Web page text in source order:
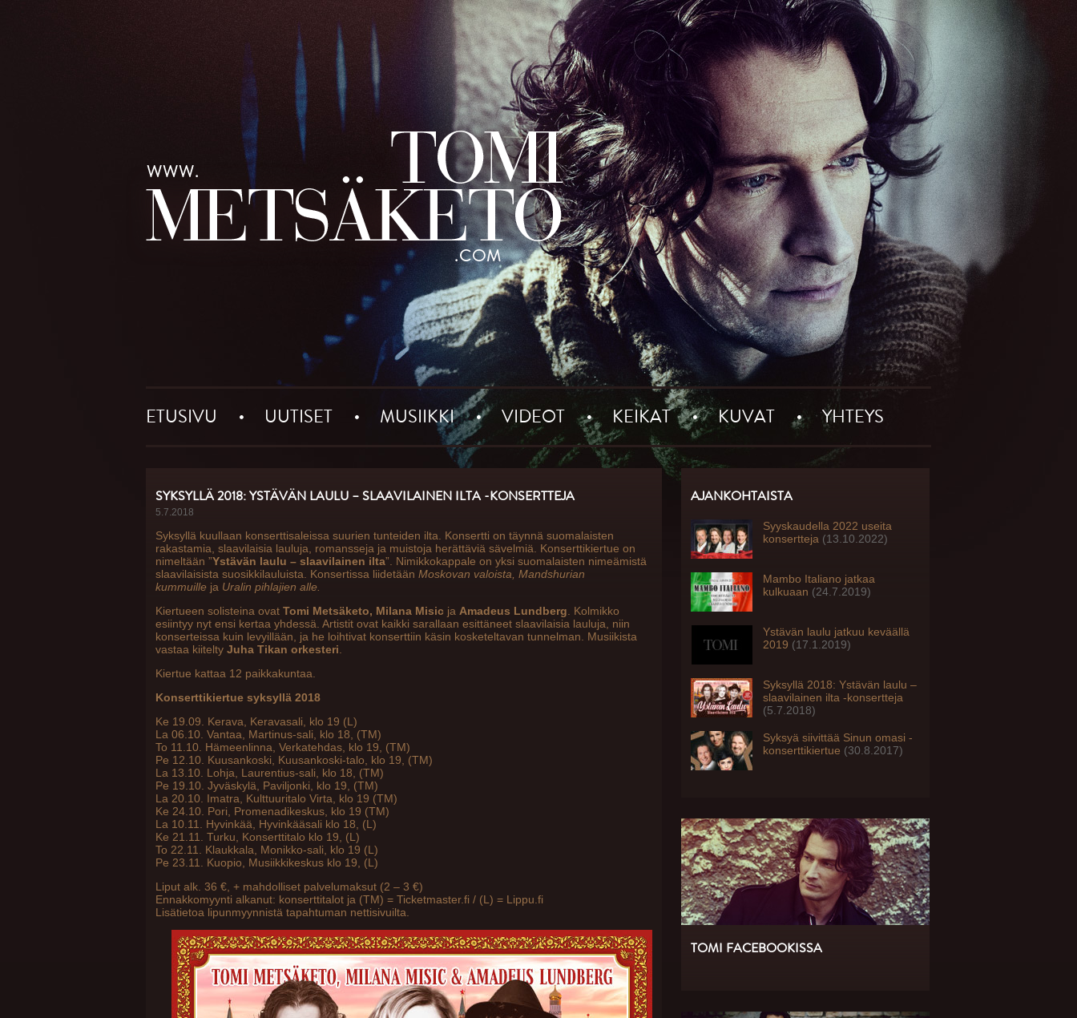
ETUSIVU UUTISET MUSIIKKI VIDEOT KEIKAT KUVAT YHTEYS
SYKSYLLÄ 2018: YSTÄVÄN LAULU – SLAAVILAINEN ILTA -KONSERTTEJA
5.7.2018
Syksyllä kuullaan konserttisaleissa suurien tunteiden ilta. Konsertti on täynnä suomalaisten
rakastamia, slaavilaisia lauluja, romansseja ja muistoja herättäviä sävelmiä. Konserttikiertue on
nimeltään ”Ystävän laulu – slaavilainen ilta”. Nimikkokappale on yksi suomalaisten nimeämistä
slaavilaisista suosikkilauluista. Konsertissa liidetään Moskovan valoista, Mandshurian
kummuille ja Uralin pihlajien alle.
Kiertueen solisteina ovat Tomi Metsäketo, Milana Misic ja Amadeus Lundberg . Kolmikko
esiintyy nyt ensi kertaa yhdessä. Artistit ovat kaikki sarallaan esittäneet slaavilaisia lauluja, niin
konserteissa kuin levyillään, ja he loihtivat konserttiin käsin kosketeltavan tunnelman. Musiikista
vastaa kiitelty Juha Tikan orkesteri
Kiertue kattaa 12 paikkakuntaa.
Konserttikiertue syksyllä 2018
Ke 19.09. Kerava, Keravasali, klo 19 (L)
La 06.10. Vantaa, Martinus-sali, klo 18, (TM)
To 11.10. Hämeenlinna, Verkatehdas, klo 19, (TM)
Pe 12.10. Kuusankoski, Kuusankoski-talo, klo 19, (TM)
La 13.10. Lohja, Laurentius-sali, klo 18, (TM)
Pe 19.10. Jyväskylä, Paviljonki, klo 19, (TM)
La 20.10. Imatra, Kulttuuritalo Virta, klo 19 (TM)
Ke 24.10. Pori, Promenadikeskus, klo 19 (TM)
La 10.11. Hyvinkää, Hyvinkääsali klo 18, (L)
Ke 21.11. Turku, Konserttitalo klo 19, (L)
To 22.11. Klaukkala, Monikko-sali, klo 19 (L)
Pe 23.11. Kuopio, Musiikkikeskus klo 19, (L)
Liput alk. 36 €, + mahdolliset palvelumaksut (2 – 3 €)
Ennakkomyynti alkanut: konserttitalot ja (TM) = Ticketmaster.fi / (L) = Lippu.fi
Lisätietoa lipunmyynnistä tapahtuman nettisivuilta.
AJANKOHTAISTA
Syyskaudella 2022 useita
konsertteja (13.10.2022)
Mambo Italiano jatkaa
kulkuaan (24.7.2019)
Ystävän laulu jatkuu keväällä
2019 (17.1.2019)
Syksyllä 2018: Ystävän laulu –
slaavilainen ilta -konsertteja
(5.7.2018)
Syksyä siivittää Sinun omasi -
konserttikiertue (30.8.2017)
TOMI FACEBOOKISSA